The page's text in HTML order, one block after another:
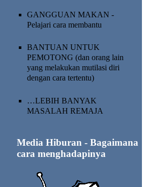
GANGGUAN MAKAN -
Pelajari cara membantu
BANTUAN UNTUK
PEMOTONG (dan orang lain
yang melakukan mutilasi diri
dengan cara tertentu)
…LEBIH BANYAK
MASALAH REMAJA
Media Hiburan - Bagaimana
cara menghadapinya